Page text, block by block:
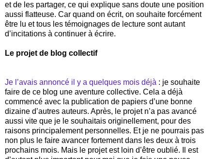
et de les partager, ce qui explique sans doute une position
aussi flatteuse. Car quand on écrit, on souhaite forcément
être lu et tous les témoignages de lecture sont autant
d’incitations à continuer à écrire.
Le projet de blog collectif
Je l’avais annoncé il y a quelques mois déjà : je souhaite
faire de ce blog une aventure collective. Cela a déjà
commencé avec la publication de papiers d’une bonne
dizaine d’autres auteurs. Après, le projet n’a pas avancé
aussi vite que je le souhaitais originellement, pour des
raisons principalement personnelles. Et je ne pourrais pas
non plus le faire avancer fortement dans les deux à trois
prochains mois. Mais le projet est loin d’être oublié. Il est